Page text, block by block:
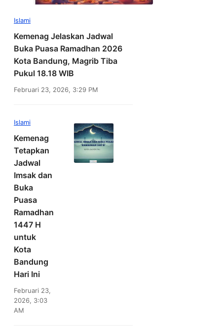
Islami
Kemenag Jelaskan Jadwal
Buka Puasa Ramadhan 2026
Kota Bandung, Magrib Tiba
Pukul 18.18 WIB
Februari 23, 2026, 3:29 PM
Islami
Kemenag
Tetapkan
Jadwal
Imsak dan
Buka
Puasa
Ramadhan
1447 H
untuk
Kota
Bandung
Hari Ini
Februari 23,
2026, 3:03
AM